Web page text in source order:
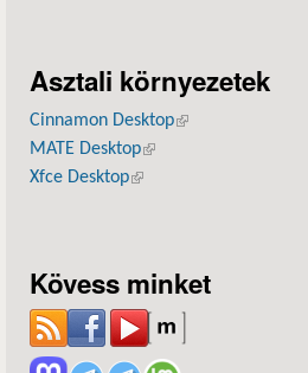
Asztali környezetek
Cinnamon Desktop(külső hivatkozás)
MATE Desktop(külső hivatkozás)
Xfce Desktop(külső hivatkozás)
Kövess minket